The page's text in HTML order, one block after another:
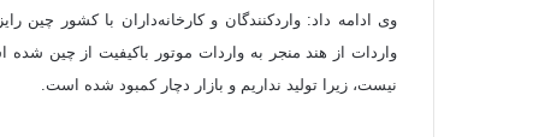
وی ادامه داد: واردکنندگان و کارخانه‌داران با کشور چین
واردات از هند منجر به واردات موتور باکیفیت از چین
نیست، زیرا تولید نداریم و بازار دچار کمبود شده است.